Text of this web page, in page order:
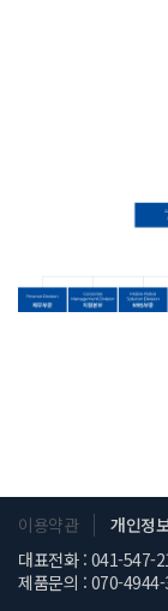
이용약관
개인정
대표전화 : 041-547-
제품문의 : 070-